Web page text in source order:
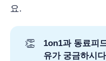
요.
👏
1on1과 동료피
유가 궁금하시